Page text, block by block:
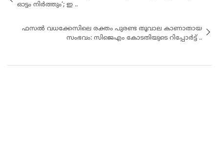
ഓട്ടം നിർത്തും’; ഇ ..
ഫസൽ വധക്കേസിലെ രക്തം പുരണ്ട തൂവാല കാണാതായ
സംഭവം: സിജെഎം കോടതിയുടെ റിപ്പോർട്ട് ..